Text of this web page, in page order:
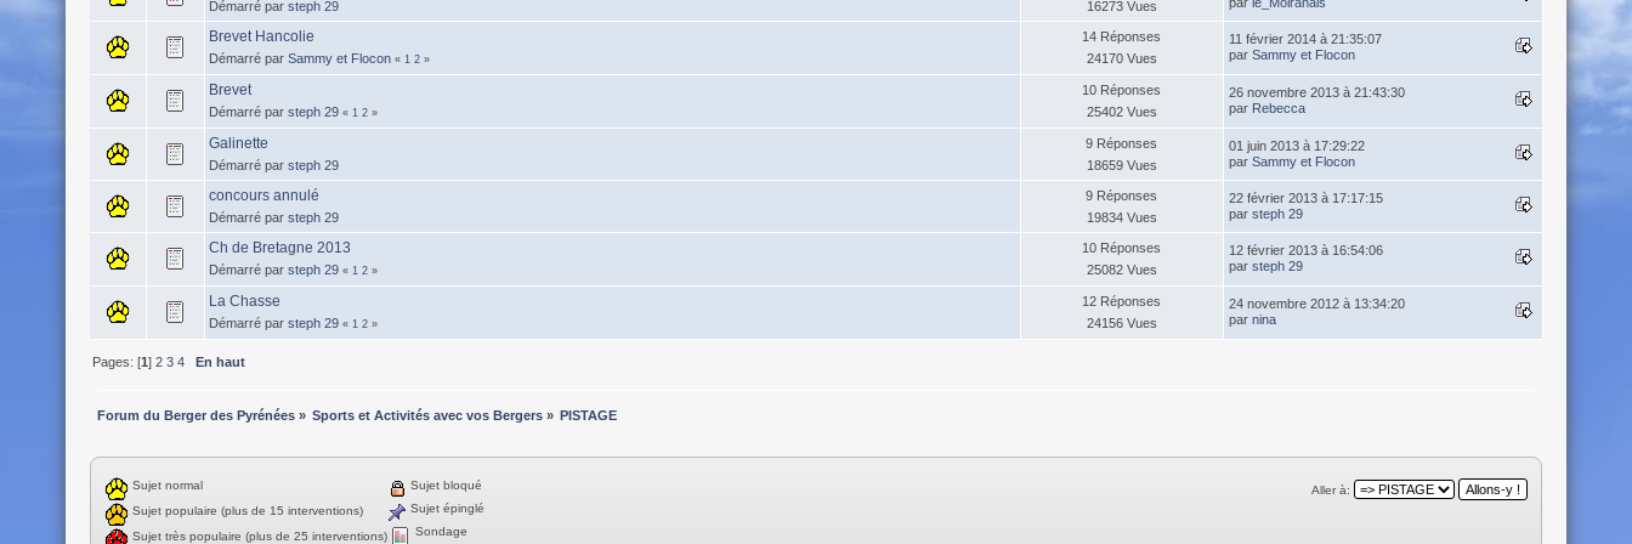
Démarré par steph 29 16273 Vues
Brevet Hancolie
Démarré par Sammy et Flocon « 1 2»
14 Réponses
24170 Vues
11 février 2014 à 21:35:07
par Sammy et Flocon
Brevet
Démarré par steph 29 « 1 2»
10 Réponses
25402 Vues
26 novembre 2013 à 21:43:30
par Rebecca
Galinette
Démarré par steph 29
9 Réponses
18659 Vues
01 juin 2013 à 17:29:22
par Sammy et Flocon
concours annulé
Démarré par steph 29
9 Réponses
19834 Vues
22 février 2013 à 17:17:15
par steph 29
Ch de Bretagne 2013
Démarré par steph 29 « 1 2»
10 Réponses
25082 Vues
12 février 2013 à 16:54:06
par steph 29
La Chasse
Démarré par steph 29 « 1 2»
12 Réponses
24156 Vues
24 novembre 2012 à 13:34:20
par nina
Pages: [1] 2 3 4 En haut
Forum du Berger des Pyrénées» Sports et Activités avec vos Bergers » PISTAGE
Aller à:
Sujet normal
Sujet populaire (plus de 15 interventions)
Sujet très populaire (plus de 25 interventions)
Sujet bloqué
Sujet épinglé
Sondage